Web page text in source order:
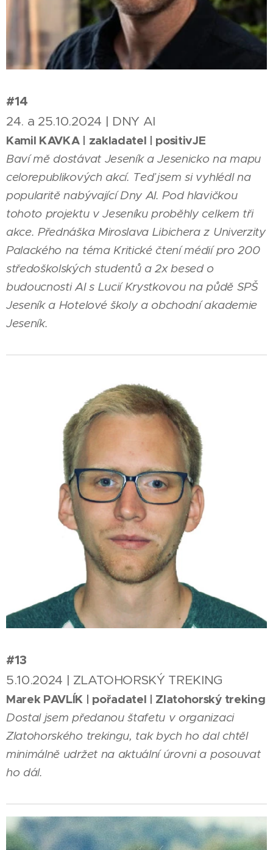
#14
24. a 25.10.2024 | DNY AI
Kamil KAVKA | zakladatel | positivJE
Baví mě dostávat Jeseník a Jesenicko na mapu
celorepublikových akcí. Teď jsem si vyhlédl na
popularitě nabývající Dny AI. Pod hlavičkou
tohoto projektu v Jeseníku proběhly celkem tři
akce. Přednáška Miroslava Libichera z Univerzity
Palackého na téma Kritické čtení médií pro 200
středoškolských studentů a 2x besed o
budoucnosti AI s Lucií Krystkovou na půdě SPŠ
Jeseník a Hotelové školy a obchodní akademie
Jeseník.
#13
5.10.2024 | ZLATOHORSKÝ TREKING
Marek PAVLÍK | pořadatel | Zlatohorský treking
Dostal jsem předanou štafetu v organizaci
Zlatohorského trekingu, tak bych ho dal chtěl
minimálně udržet na aktuální úrovni a posouvat
ho dál.